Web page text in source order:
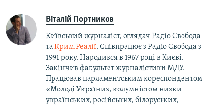
Віталій Портников
Київський журналіст, оглядач Радіо Свобода
та Крим.Реалії. Співпрацює з Радіо Свобода з
1991 року. Народився в 1967 році в Києві.
Закінчив факультет журналістики МДУ.
Працював парламентським кореспондентом
«Молоді України», колумністом низки
українських, російських, білоруських,